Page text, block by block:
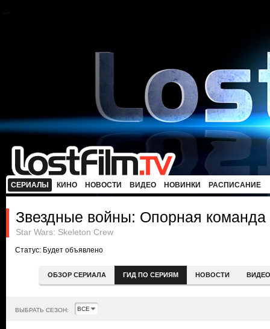
СЕРИАЛЫ КИНО НОВОСТИ ВИДЕО НОВИНКИ РАСПИСАНИЕ
Звездные войны: Опорная команда
Star Wars: Skeleton Crew
Статус: Будет объявлено
ОБЗОР СЕРИАЛА ГИД ПО СЕРИЯМ НОВОСТИ ВИДЕО
ВЫБРАТЬ СЕЗОН: